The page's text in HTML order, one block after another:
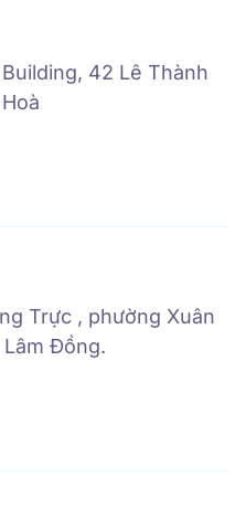
42 Lê Thành
Trực , phường Xuân
Đồng.